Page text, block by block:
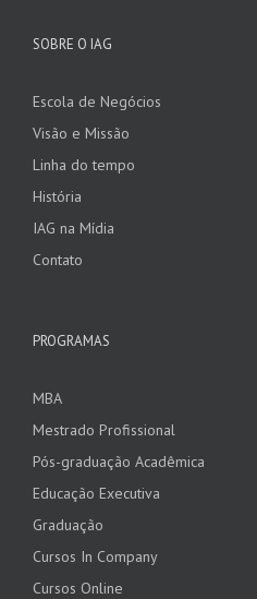
SOBRE O IAG
Escola de Negócios
Visão e Missão
Linha do tempo
História
IAG na Mídia
Contato
PROGRAMAS
MBA
Mestrado Profissional
Pós-graduação Acadêmica
Educação Executiva
Graduação
Cursos In Company
Cursos Online